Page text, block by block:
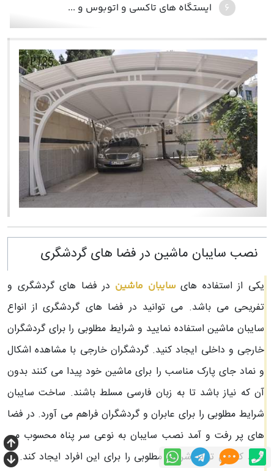
ایستگاه های تاکسی و اتوبوس و ...
نصب سایبان ماشین در فضا های گردشگری
یکی از استفاده های سایبان ماشین در فضا های گردشگری و
تفریحی می باشد. می توانید در فضا های گردشگری از انواع
سایبان ماشین استفاده نمایید و شرایط مطلوبی را برای گردشگران
خارجی و داخلی ایجاد کنید. گردشگران خارجی با مشاهده اشکال
و نماد جای پارک مناسب را برای ماشین خود پیدا می کنند بدون
آن که نیاز باشد تا به زبان فارسی مسلط باشند. ساخت سایبان
شرایط مطلوبی را برای عابران و گردشگران فراهم می آورد. در فضا
های پر رفت و آمد نصب سایبان به نوعی سر پناه محسوب می
شود که می تواند شرایط مطلوبی را برای این افراد ایجاد کند. در